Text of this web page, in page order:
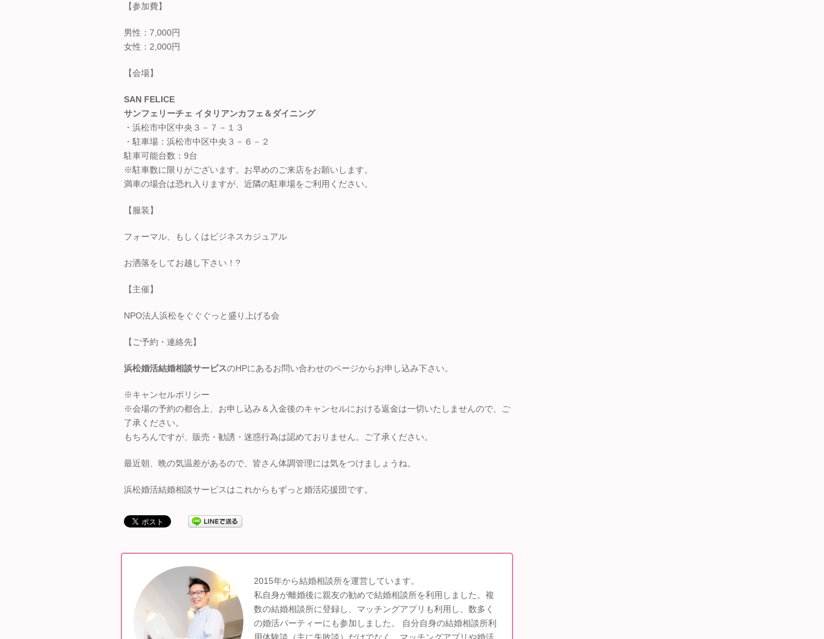
【参加費】
男性：7,000円
女性：2,000円
【会場】
SAN FELICE
サンフェリーチェ イタリアンカフェ＆ダイニング
・浜松市中区中央３－７－１３
・駐車場：浜松市中区中央３－６－２
駐車可能台数：9台
※駐車数に限りがございます。お早めのご来店をお願いします。
満車の場合は恐れ入りますが、近隣の駐車場をご利用ください。
【服装】
フォーマル、もしくはビジネスカジュアル
お洒落をしてお越し下さい！?
【主催】
NPO法人浜松をぐぐぐっと盛り上げる会
【ご予約・連絡先】
浜松婚活結婚相談サービスのHPにあるお問い合わせのページからお申し込み下さい。
※キャンセルポリシー
※会場の予約の都合上、お申し込み＆入金後のキャンセルにおける返金は一切いたしませんので、ご
了承ください。
もちろんですが、販売・勧誘・迷惑行為は認めておりません。ご了承ください。
最近朝、晩の気温差があるので、皆さん体調管理には気をつけましょうね。
浜松婚活結婚相談サービスはこれからもずっと婚活応援団です。
2015年から結婚相談所を運営しています。
私自身が離婚後に親友の勧めで結婚相談所を利用しました。複
数の結婚相談所に登録し、マッチングアプリも利用し、数多く
の婚活パーティーにも参加しました。 自分自身の結婚相談所利